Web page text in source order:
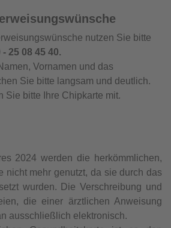
nutzen Sie bitte
- 25 08 45 40.
Vornamen und das
Sie bitte langsam und deutlich.
Sie bitte Ihre Chipkarte mit.
2024 werden die herkömmlichen,
nicht mehr genutzt, da sie durch das
wurden. Die Verschreibung und
die einer ärztlichen Anweisung
ausschließlich elektronisch.